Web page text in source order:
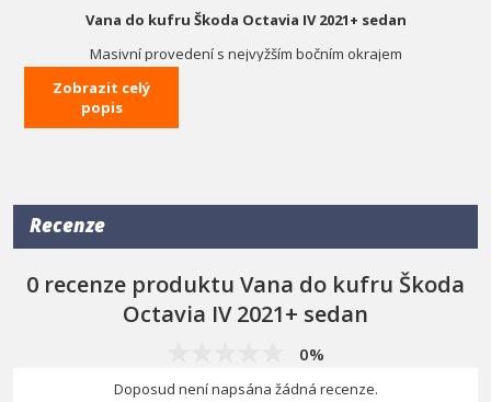
Vana do kufru Škoda Octavia IV 2021+ sedan
Masivní provedení s nejvyžším bočním okrajem
Přesně na míru konkrétnímu typu vozidla.
Chrání zavazadlový prostor auta od nečistot a poškození.
Zvýšený okraj přesně do krajů stěn.
Zobrazit celý
popis
Recenze
0 recenze produktu Vana do kufru Škoda
Octavia IV 2021+ sedan
0%
Doposud není napsána žádná recenze.